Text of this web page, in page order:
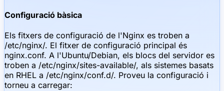
Configuració bàsica
Els fitxers de configuració de l'Nginx es troben a
/etc/nginx/. El fitxer de configuració principal és
nginx.conf. A l'Ubuntu/Debian, els blocs del servidor es
troben a /etc/nginx/sites-available/, als sistemes basats
en RHEL a /etc/nginx/conf.d/. Proveu la configuració i
torneu a carregar: